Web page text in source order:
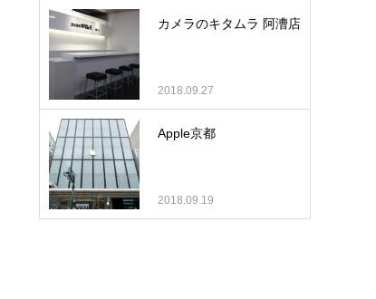
カメラのキタムラ 阿漕店
2018.09.27
Apple京都
2018.09.19